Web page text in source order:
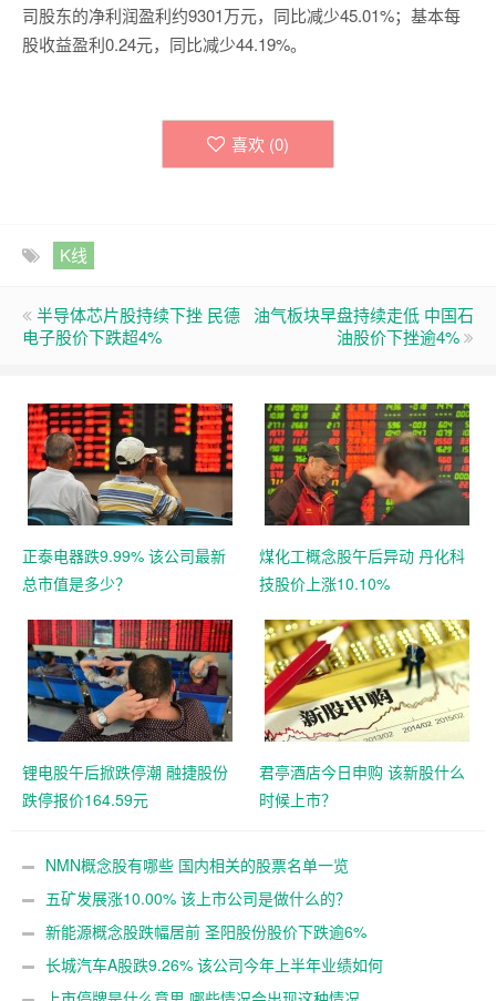
司股东的净利润盈利约9301万元，同比减少45.01%；基本每
股收益盈利0.24元，同比减少44.19%。
喜欢 (0)
K线
半导体芯片股持续下挫 民德
电子股价下跌超4%
油气板块早盘持续走低 中国石
油股价下挫逾4%
正泰电器跌9.99% 该公司最新
总市值是多少？
煤化工概念股午后异动 丹化科
技股价上涨10.10%
锂电股午后掀跌停潮 融捷股份
跌停报价164.59元
君亭酒店今日申购 该新股什么
时候上市？
NMN概念股有哪些 国内相关的股票名单一览
五矿发展涨10.00% 该上市公司是做什么的？
新能源概念股跌幅居前 圣阳股份股价下跌逾6%
长城汽车A股跌9.26% 该公司今年上半年业绩如何